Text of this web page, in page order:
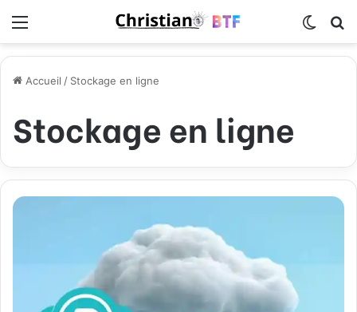
Accueil / Stockage en ligne
Stockage en ligne